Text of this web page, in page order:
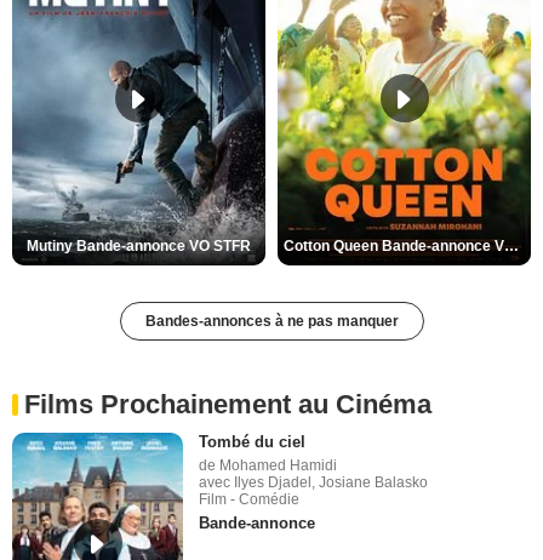
Mutiny Bande-annonce VO STFR Cotton Queen Bande-annonce VO STFR
Bandes-annonces à ne pas manquer
Films Prochainement au Cinéma
Tombé du ciel
de Mohamed Hamidi
avec Ilyes Djadel, Josiane Balasko
Film - Comédie
Bande-annonce